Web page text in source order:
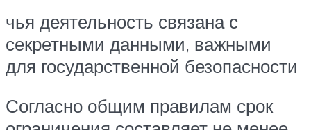
чья деятельность связана с
секретными данными, важными
для государственной безопасности
Согласно общим правилам срок